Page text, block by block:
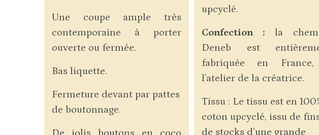
Une coupe ample très
contemporaine à porter
ouverte ou fermée.
Bas liquette.
Fermeture devant par pattes
de boutonnage.
upcyclé.
Confection : la
Deneb est
fabriquée en
l’atelier de la créatrice.
Tissu : Le tissu est en
coton upcyclé, issu de
de stocks d’une grande